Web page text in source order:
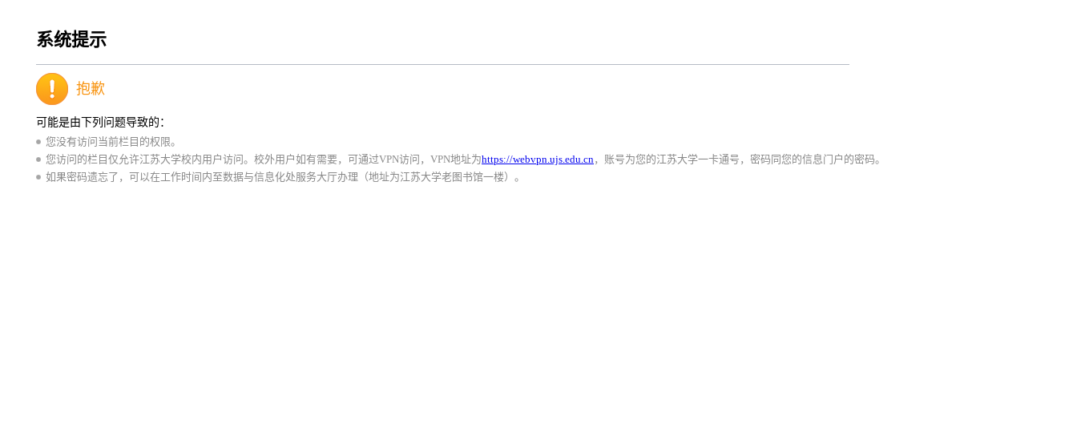
系统提示
抱歉
可能是由下列问题导致的：
您没有访问当前栏目的权限。
您访问的栏目仅允许江苏大学校内用户访问。校外用户如有需要，可通过VPN访问，VPN地址为https://webvpn.ujs.edu.cn，账号为您的江苏大学一卡通号，密码同您的信息门户的密码。
如果密码遗忘了，可以在工作时间内至数据与信息化处服务大厅办理（地址为江苏大学老图书馆一楼）。